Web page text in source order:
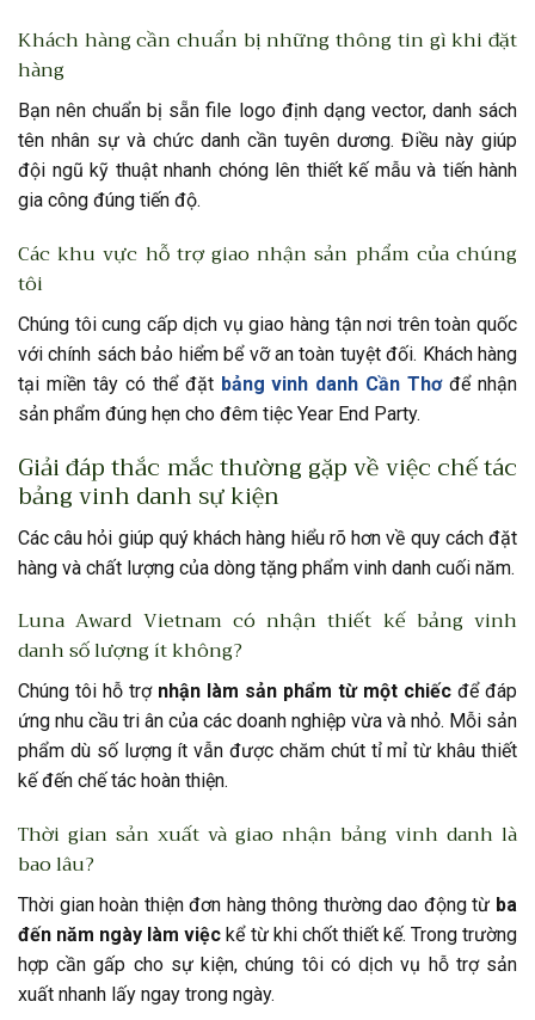
Khách hàng cần chuẩn bị những thông tin gì khi đặt
hàng
Bạn nên chuẩn bị sẵn file logo định dạng vector, danh sách
tên nhân sự và chức danh cần tuyên dương. Điều này giúp
đội ngũ kỹ thuật nhanh chóng lên thiết kế mẫu và tiến hành
gia công đúng tiến độ.
Các khu vực hỗ trợ giao nhận sản phẩm của chúng
tôi
Chúng tôi cung cấp dịch vụ giao hàng tận nơi trên toàn quốc
với chính sách bảo hiểm bể vỡ an toàn tuyệt đối. Khách hàng
tại miền tây có thể đặt bảng vinh danh Cần Thơđể nhận
sản phẩm đúng hẹn cho đêm tiệc Year End Party.
Giải đáp thắc mắc thường gặp về việc chế tác
bảng vinh danh sự kiện
Các câu hỏi giúp quý khách hàng hiểu rõ hơn về quy cách đặt
hàng và chất lượng của dòng tặng phẩm vinh danh cuối năm.
Luna Award Vietnam có nhận thiết kế bảng vinh
danh số lượng ít không?
Chúng tôi hỗ trợ nhận làm sản phẩm từ một chiếc để đáp
ứng nhu cầu tri ân của các doanh nghiệp vừa và nhỏ. Mỗi sản
phẩm dù số lượng ít vẫn được chăm chút tỉ mỉ từ khâu thiết
kế đến chế tác hoàn thiện.
Thời gian sản xuất và giao nhận bảng vinh danh là
bao lâu?
Thời gian hoàn thiện đơn hàng thông thường dao động từ ba
đến năm ngày làm việc kể từ khi chốt thiết kế. Trong trường
hợp cần gấp cho sự kiện, chúng tôi có dịch vụ hỗ trợ sản
xuất nhanh lấy ngay trong ngày.